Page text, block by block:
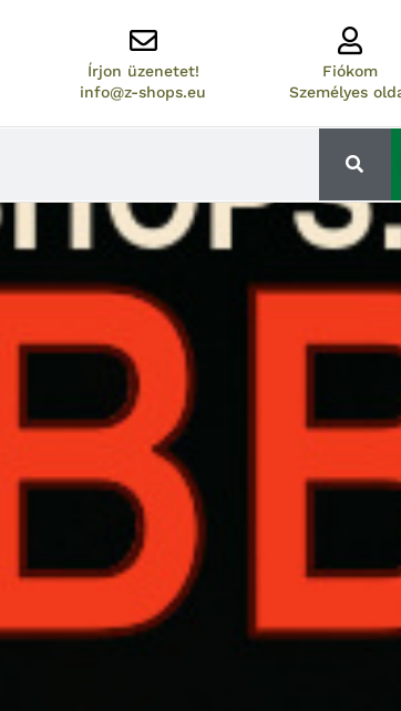
Írjon üzenetet!
info@z-shops.eu
Fiókom
Személyes